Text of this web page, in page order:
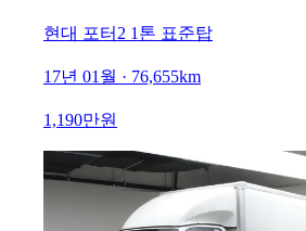
현대 포터2 1톤 표준탑
17년 01월 · 76,655km
1,190만원